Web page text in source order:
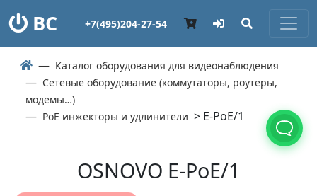
ВС +7(495)204-27-54
Каталог оборудования для видеонаблюдения
Сетевые оборудование (коммутаторы, роутеры,
модемы…)
PoE инжекторы и удлинители > E-PoE/1
OSNOVO E-PoE/1